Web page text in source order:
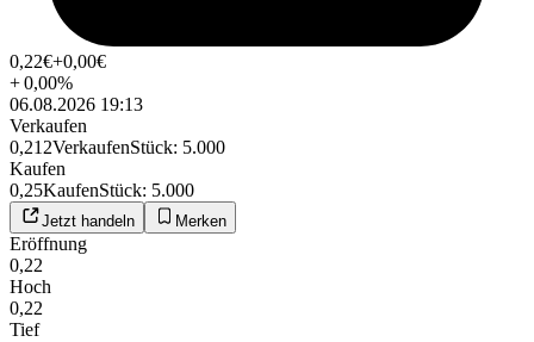
0,22€+0,00€
+0,00%
06.08.2026 19:13
Verkaufen
0,212VerkaufenStück: 5.000
Kaufen
0,25KaufenStück: 5.000
Jetzt handeln Merken
Eröffnung
0,22
Hoch
0,22
Tief